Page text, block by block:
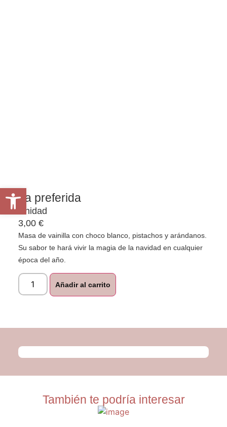
La preferida
Unidad
3,00 €
Masa de vainilla con choco blanco, pistachos y arándanos.
Su sabor te hará vivir la magia de la navidad en cualquier
época del año.
Añadir al carrito
También te podría interesar
Abrir barra de herramientas